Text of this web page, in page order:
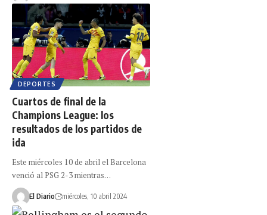
DEPORTES
Cuartos de final de la
Champions League: los
resultados de los partidos de
ida
Este miércoles 10 de abril el Barcelona
venció al PSG 2-3 mientras…
El Diario miércoles, 10 abril 2024